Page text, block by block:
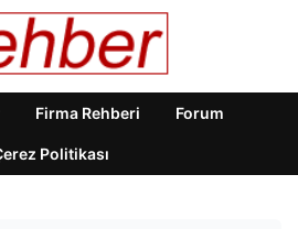
Firma Rehberi Forum
Politikası